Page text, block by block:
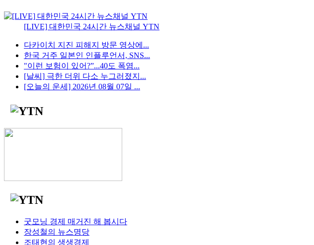
[LIVE] 대한민국 24시간 뉴스채널 YTN
다카이치 지진 피해지 방문 영상에...
한국 거주 일본인 인플루언서, SNS...
"이런 보험이 있어?”...40도 폭염...
[날씨] 극한 더위 다소 누그러졌지...
[오늘의 운세] 2026년 08월 07일 ...
굿모닝 경제 매거진 해 봅시다
장성철의 뉴스명당
조태현의 생생경제